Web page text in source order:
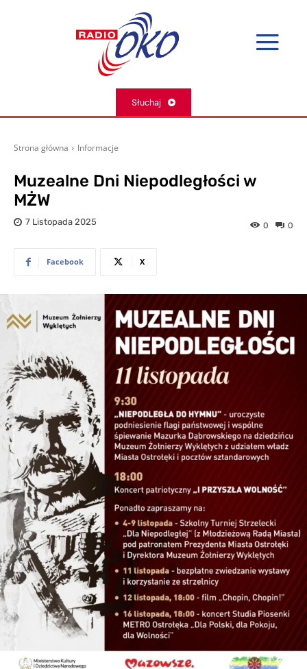
Słuchaj
Strona główna Informacje
Muzealne Dni Niepodległości w
MŻW
7 Listopada 2025 0
0
Facebook X